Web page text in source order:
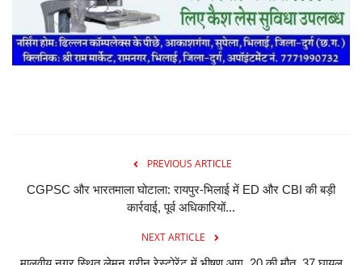
PREVIOUS ARTICLE
CGPSC और भारतमाला घोटाला: रायपुर-भिलाई में ED और CBI की बड़ी
कार्रवाई, पूर्व अधिकारियों...
NEXT ARTICLE